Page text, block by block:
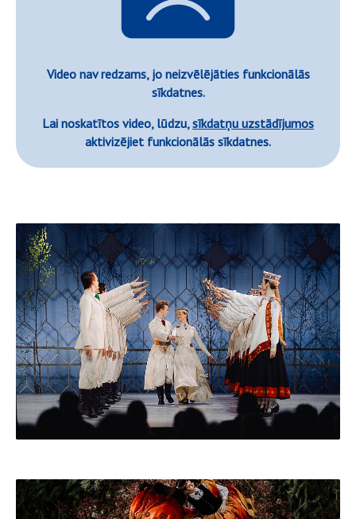
Video nav redzams, jo neizvēlējāties funkcionālās
sīkdatnes.
Lai noskatītos video, lūdzu,sīkdatņu uzstādījumos
aktivizējiet funkcionālās sīkdatnes.